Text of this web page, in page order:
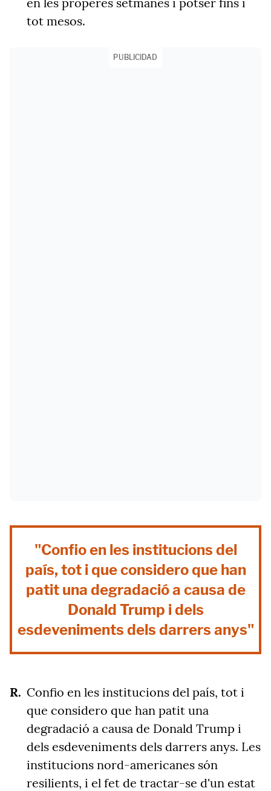
tot mesos.
PUBLICIDAD
"Confio en les institucions del
país, tot i que considero que han
patit una degradació a causa de
Donald Trump i dels
esdeveniments dels darrers anys"
Confio en les institucions del país, tot i
que considero que han patit una
degradació a causa de Donald Trump i
dels esdeveniments dels darrers anys. Les
institucions nord-americanes són
resilients, i el fet de tractar-se d'un estat